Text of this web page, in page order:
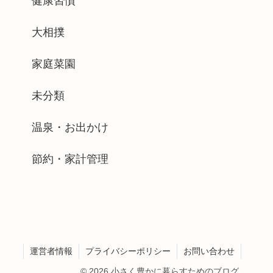
大相撲
家庭菜園
未分類
温泉・お出かけ
節約・家計管理
運営者情報 プライバシーポリシー お問い合わせ
© 2026 小さく豊かに暮らすためのブログ.